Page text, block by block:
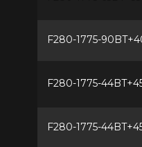
F280-1775-
F280-1775-
F280-1775-